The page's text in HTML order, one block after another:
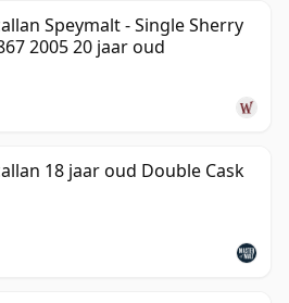
Speymalt - Single Sherry
2005 20 jaar oud
18 jaar oud Double Cask